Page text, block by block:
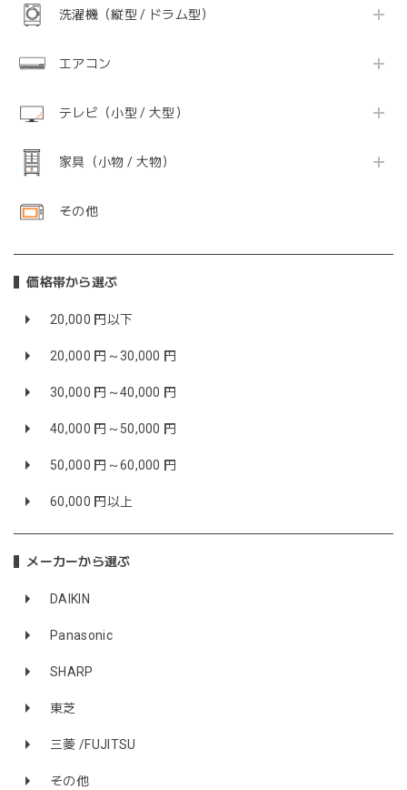
洗濯機（縦型 / ドラム型）
エアコン
テレビ（小型 / 大型）
家具（小物 / 大物）
その他
価格帯から選ぶ
20,000 円以下
20,000 円～30,000 円
30,000 円～40,000 円
40,000 円～50,000 円
50,000 円～60,000 円
60,000 円以上
メーカーから選ぶ
DAIKIN
Panasonic
SHARP
東芝
三菱 /FUJITSU
その他